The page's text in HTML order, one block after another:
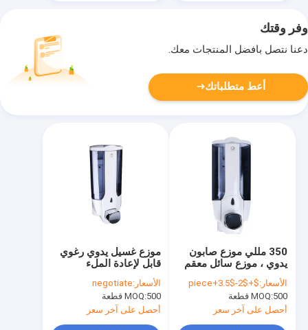
وفر وقتك
دعنا نتصل بأفضل المنتجات معك.
أعط متطلباتك
موزع غسيل يدوي رغوي
قابل لإعادة الملء
بطاريات 4xAA
الأسعار:negotiate
MOQ:500 قطعة
أحصل على آخر سعر
350 مللي موزع صابون
يدوي ، موزع سائل معقم
لليدين مدمج
الأسعار:$+$2-$3.5+piece
MOQ:500 قطعة
أحصل على آخر سعر